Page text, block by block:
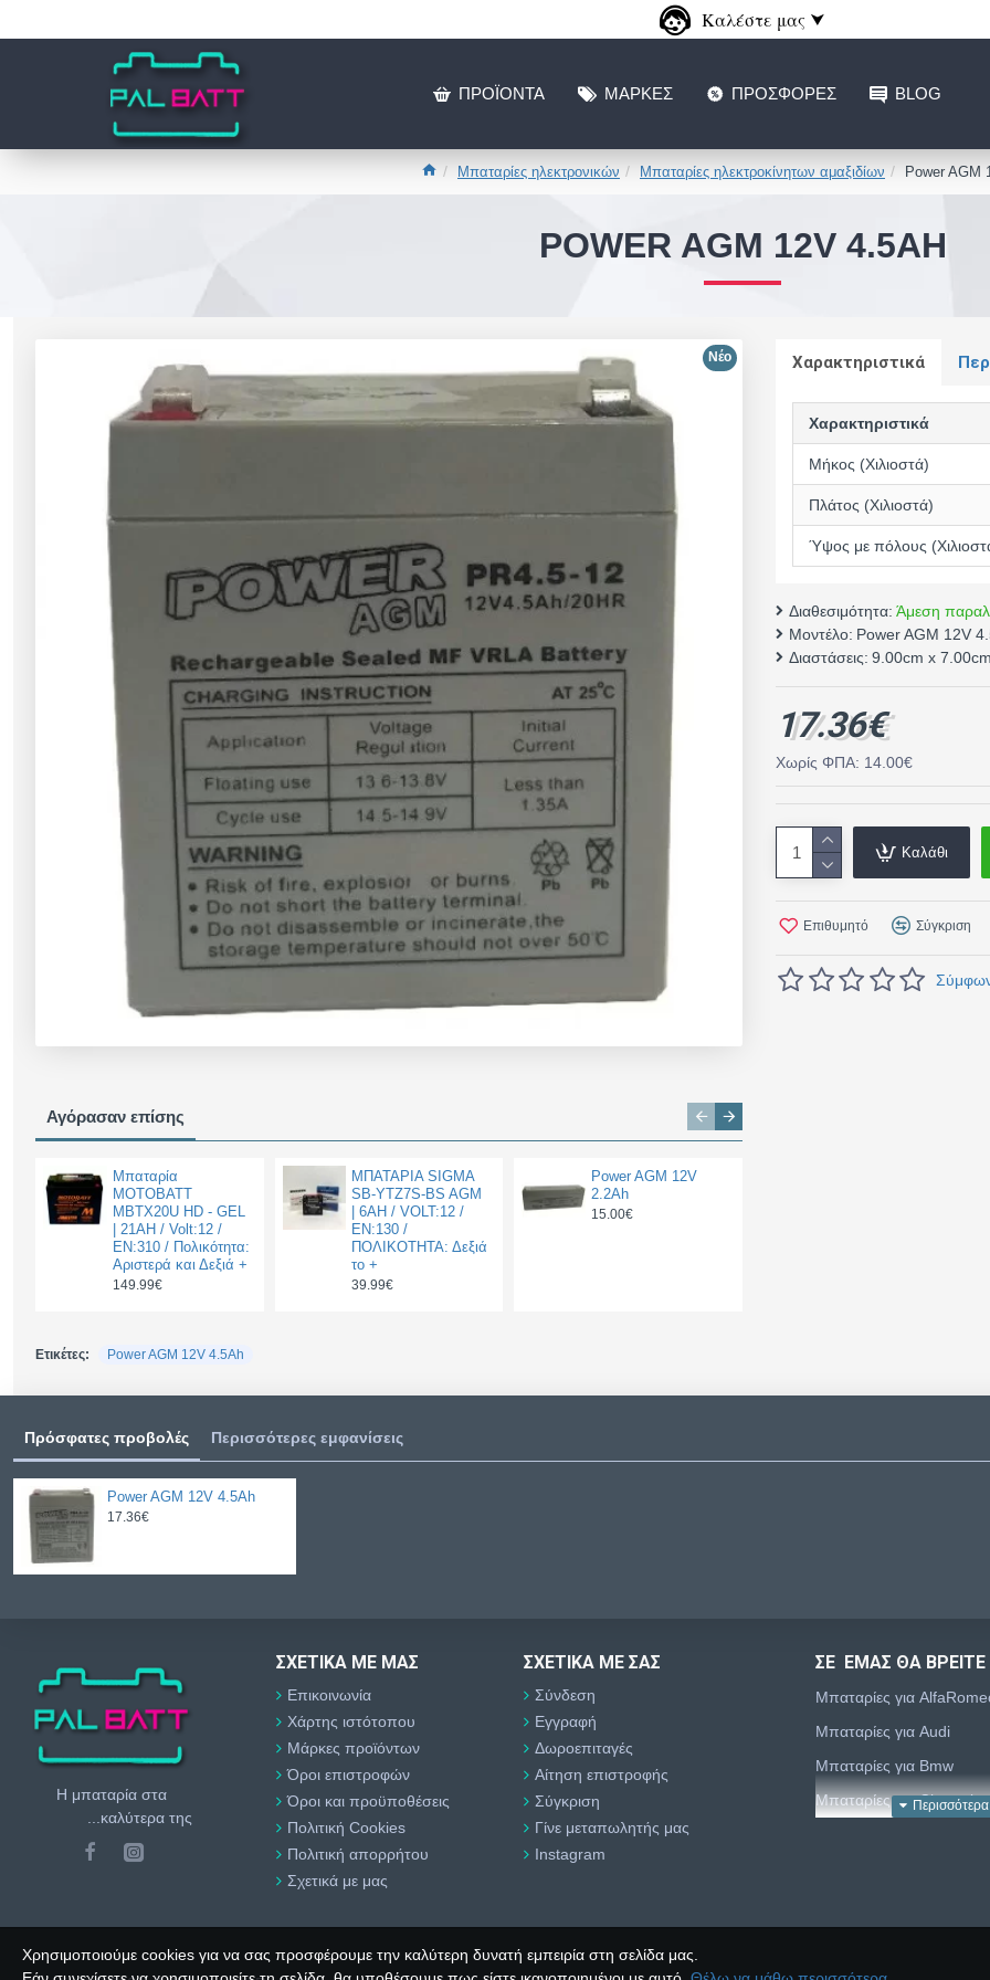
Καλέστε μας ⮟
ΠΡΟΪΌΝΤΑ ΜΆΡΚΕΣ ΠΡΟΣΦΟΡΈΣ BLOG
Μπαταρίες ηλεκτρονικών Μπαταρίες ηλεκτροκίνητων αμαξιδίων Power AGM
POWER AGM 12V 4.5AH
Νέο
Αγόρασαν επίσης
Μπαταρία
MOTOBATT
MBTX20U HD - GEL
| 21AH / Volt:12 /
EN:310 / Πολικότητα:
Αριστερά και Δεξιά +
149.99€
ΜΠΑΤΑΡΙΑ SIGMA
SB-YTZ7S-BS AGM
| 6AH / VOLT:12 /
EN:130 /
ΠΟΛΙΚΟΤΗΤΑ: Δεξιά
το +
39.99€
Power AGM 12V
2.2Ah
15.00€
Χαρακτηριστικά
Χαρακτηριστικά
Μήκος (Χιλιοστά)
Πλάτος (Χιλιοστά)
Ύψος με πόλους
Διαθεσιμότητα: Άμεση
Μοντέλο: Power AGM 12V
Διαστάσεις: 9.00cm x
17.36€
Χωρίς ΦΠΑ: 14.00€
Καλάθι
Επιθυμητό Σύγκριση
Ετικέτες: Power AGM 12V 4.5Ah
Πρόσφατες προβολές Περισσότερες εμφανίσεις
Power AGM 12V 4.5Ah
17.36€
Η μπαταρία στα
...καλύτερα της
ΣΧΕΤΙΚΆ ΜΕ ΜΑΣ
Επικοινωνία
Χάρτης ιστότοπου
Μάρκες προϊόντων
Όροι επιστροφών
Όροι και προϋποθέσεις
Πολιτική Cookies
Πολιτική απορρήτου
Σχετικά με μας
ΣΧΕΤΙΚΆ ΜΕ ΣΑΣ
Σύνδεση
Εγγραφή
Δωροεπιταγές
Αίτηση επιστροφής
Σύγκριση
Γίνε μεταπωλητής μας
Instagram
ΣΕ ΕΜΑΣ ΘΑ ΒΡΕΙΤΕ
Μπαταρίες για
Μπαταρίες για Audi
Μπαταρίες για Bmw
Μπαταρίες για Chevrolet
Μπαταρίες για Daihatsu
Χρησιμοποιούμε cookies για να σας προσφέρουμε την καλύτερη δυνατή εμπειρία στη σελίδα μας.